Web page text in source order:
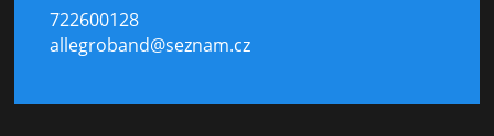
722600128
allegroband@seznam.cz